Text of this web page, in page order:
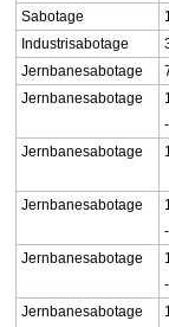
Sabotage
Industrisabotage
Jernbanesabotage
Jernbanesabotage
-
Jernbanesabotage
Jernbanesabotage
-
Jernbanesabotage
-
Jernbanesabotage